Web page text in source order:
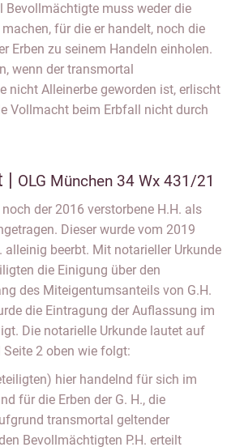
Bevollmächtigte muss weder die
für die er handelt, noch die
Erben zu seinem Handeln einholen.
wenn der transmortal
nicht Alleinerbe geworden ist, erlischt
Vollmacht beim Erbfall nicht durch
| OLG München 34 Wx 431/21
der 2016 verstorbene H.H. als
Dieser wurde vom 2019
alleinig beerbt. Mit notarieller Urkunde
die Einigung über den
des Miteigentumsanteils von G.H.
die Eintragung der Auflassung im
Die notarielle Urkunde lautet auf
Seite 2 oben wie folgt:
hier handelnd für sich im
für die Erben der G. H., die
transmortal geltender
Bevollmächtigten P.H. erteilt